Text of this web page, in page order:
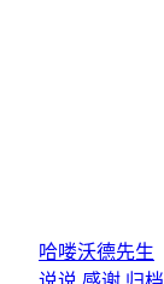
哈喽沃德先生